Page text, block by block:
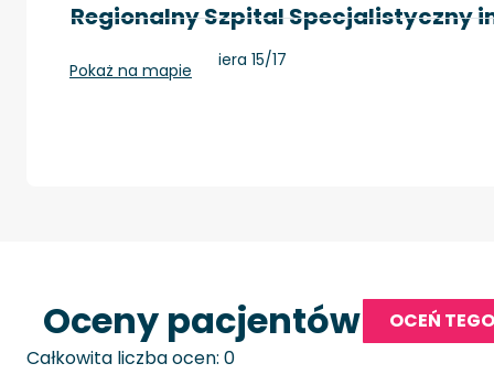
Regionalny Szpital Specjalistyczny
Grudziądz, Rydygiera 15/17
Pokaż na mapie
Oceny pacjentów
OCEŃ
Całkowita liczba ocen: 0